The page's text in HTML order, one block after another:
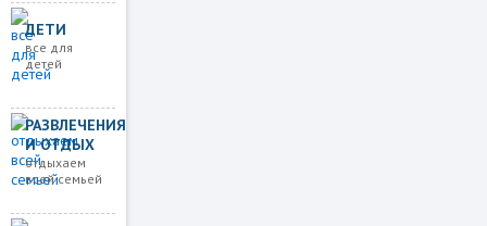
ДЕТИ
все для
детей
РАЗВЛЕЧЕНИЯ
И ОТДЫХ
отдыхаем
всей семьей